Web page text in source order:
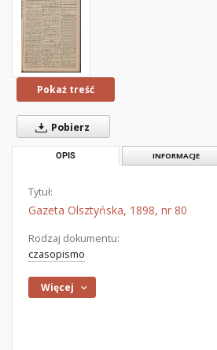
Pokaż treść
Pobierz
OPIS INFORMACJE
Tytuł:
Gazeta Olsztyńska, 1898, nr 80
Rodzaj dokumentu:
czasopismo
Więcej